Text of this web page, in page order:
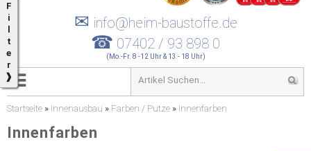
✉ info@heim-baustoffe.de
☎ 07402 / 93 898 0
(Mo.-Fr. 8 -12 Uhr & 13 - 18 Uhr)
Startseite » Innenausbau » Farben / Putze » Innenfarben
Innenfarben
F
i
t
e
r
❱